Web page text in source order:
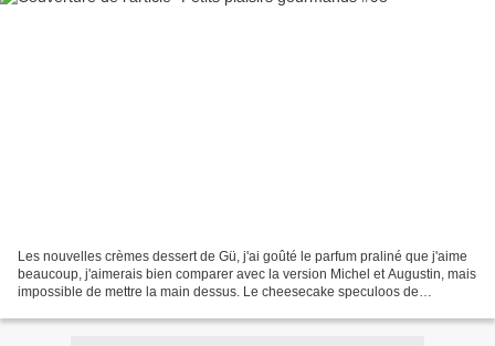
Les nouvelles crèmes dessert de Gü, j'ai goûté le parfum praliné que j'aime
beaucoup, j'aimerais bien comparer avec la version Michel et Augustin, mais
impossible de mettre la main dessus. Le cheesecake speculoos de